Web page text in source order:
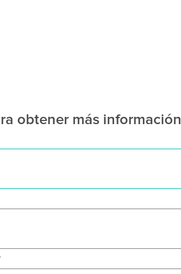
obtener más información